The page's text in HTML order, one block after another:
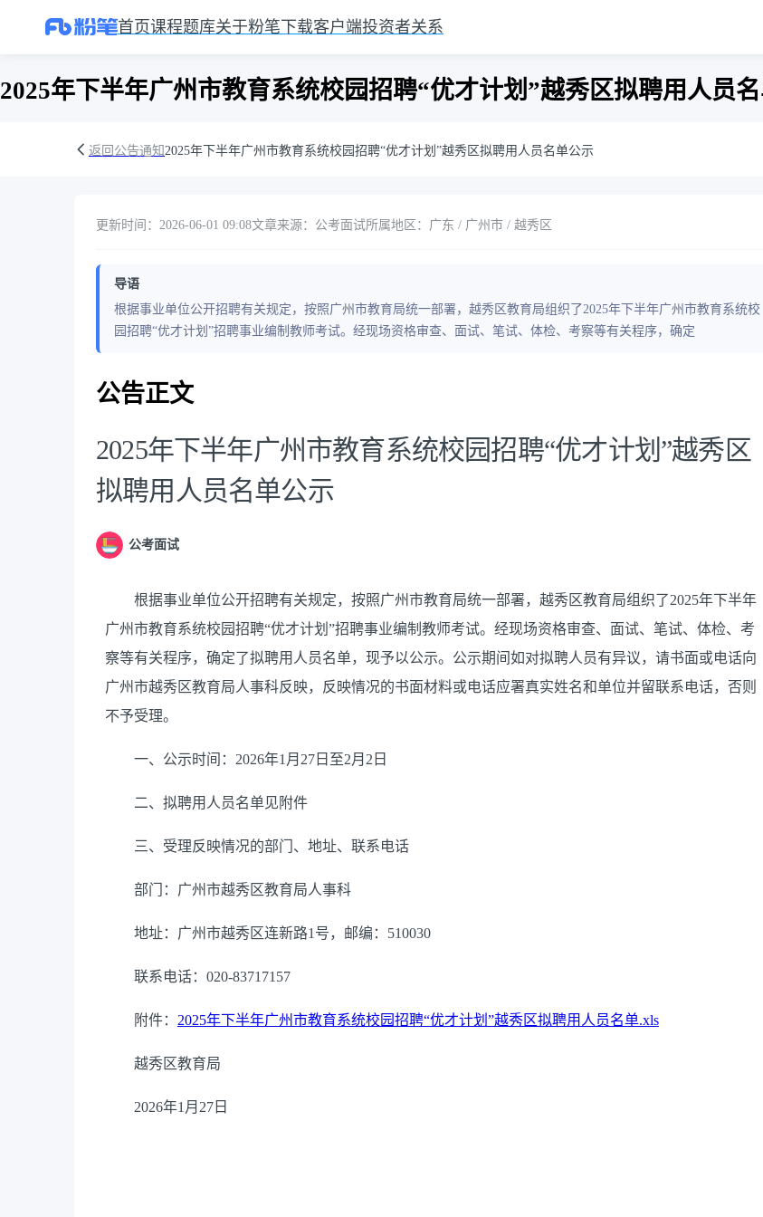
首页课程题库关于粉笔 下载客户端投资者关系
2025年下半年广州市教育系统校园招聘“优才计划”越秀区拟聘用人员
返回公告通知2025年下半年广州市教育系统校园招聘“优才计划”越秀区拟聘用人员名单公示
更新时间：2026-06-01 09:08文章来源：公考面试所属地区：广东 / 广州市 / 越秀区
导语
根据事业单位公开招聘有关规定，按照广州市教育局统一部署，越秀区教育局组织了2025年下半年广州市教育系统校
园招聘“优才计划”招聘事业编制教师考试。经现场资格审查、面试、笔试、体检、考察等有关程序，确定
公告正文
2025年下半年广州市教育系统校园招聘“优才计划”越秀区
拟聘用人员名单公示
公考面试
根据事业单位公开招聘有关规定，按照广州市教育局统一部署，越秀区教育局组织了2025年下半年
广州市教育系统校园招聘“优才计划”招聘事业编制教师考试。经现场资格审查、面试、笔试、体检、考
察等有关程序，确定了拟聘用人员名单，现予以公示。公示期间如对拟聘人员有异议，请书面或电话向
广州市越秀区教育局人事科反映，反映情况的书面材料或电话应署真实姓名和单位并留联系电话，否则
不予受理。
一、公示时间：2026年1月27日至2月2日
二、拟聘用人员名单见附件
三、受理反映情况的部门、地址、联系电话
部门：广州市越秀区教育局人事科
地址：广州市越秀区连新路1号，邮编：510030
联系电话：020-83717157
附件： 2025年下半年广州市教育系统校园招聘“优才计划”越秀区拟聘用人员名单.xls
越秀区教育局
2026年1月27日